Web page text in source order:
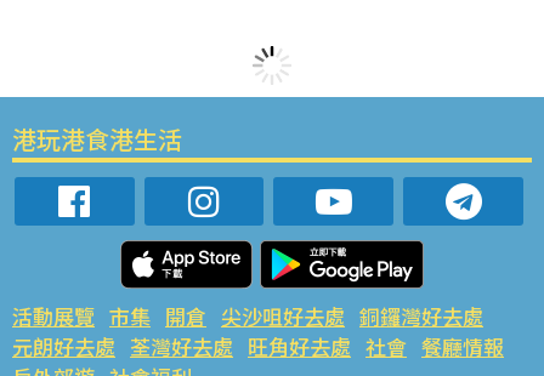
港玩港食港生活
活動展覽 市集 開倉 尖沙咀好去處 銅鑼灣好去處
元朗好去處 荃灣好去處 旺角好去處 社會 餐廳情報